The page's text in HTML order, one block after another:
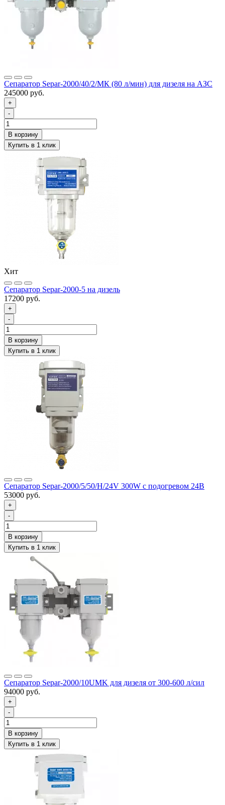
Сепаратор Separ-2000/40/2/МК (80 л/мин) для дизеля на АЗС
245000 руб.
+
-
Хит
Сепаратор Separ-2000-5 на дизель
17200 руб.
+
-
Сепаратор Separ-2000/5/50/Н/24V 300W с подогревом 24В
53000 руб.
+
-
Сепаратор Separ-2000/10UMK для дизеля от 300-600 л/сил
94000 руб.
+
-